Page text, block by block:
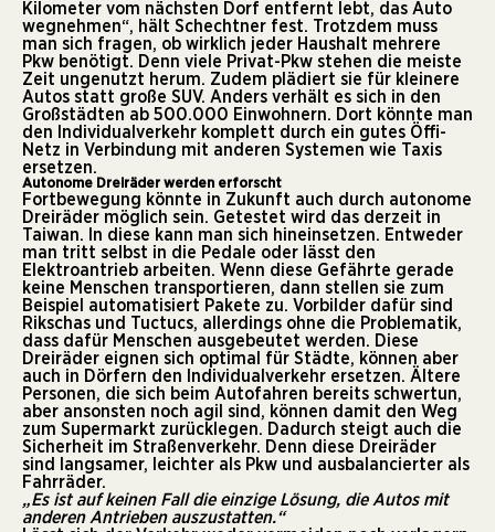
Kilometer vom nächsten Dorf entfernt lebt, das Auto
wegnehmen“, hält Schechtner fest. Trotzdem muss
man sich fragen, ob wirklich jeder Haushalt mehrere
Pkw benötigt. Denn viele Privat-Pkw stehen die meiste
Zeit ungenutzt herum. Zudem plädiert sie für kleinere
Autos statt große SUV. Anders verhält es sich in den
Großstädten ab 500.000 Einwohnern. Dort könnte man
den Individualverkehr komplett durch ein gutes Öffi-
Netz in Verbindung mit anderen Systemen wie Taxis
ersetzen.
Autonome Dreiräder werden erforscht
Fortbewegung könnte in Zukunft auch durch autonome
Dreiräder möglich sein. Getestet wird das derzeit in
Taiwan. In diese kann man sich hineinsetzen. Entweder
man tritt selbst in die Pedale oder lässt den
Elektroantrieb arbeiten. Wenn diese Gefährte gerade
keine Menschen transportieren, dann stellen sie zum
Beispiel automatisiert Pakete zu. Vorbilder dafür sind
Rikschas und Tuctucs, allerdings ohne die Problematik,
dass dafür Menschen ausgebeutet werden. Diese
Dreiräder eignen sich optimal für Städte, können aber
auch in Dörfern den Individualverkehr ersetzen. Ältere
Personen, die sich beim Autofahren bereits schwertun,
aber ansonsten noch agil sind, können damit den Weg
zum Supermarkt zurücklegen. Dadurch steigt auch die
Sicherheit im Straßenverkehr. Denn diese Dreiräder
sind langsamer, leichter als Pkw und ausbalancierter als
Fahrräder.
„Es ist auf keinen Fall die einzige Lösung, die Autos mit
anderen Antrieben auszustatten.“